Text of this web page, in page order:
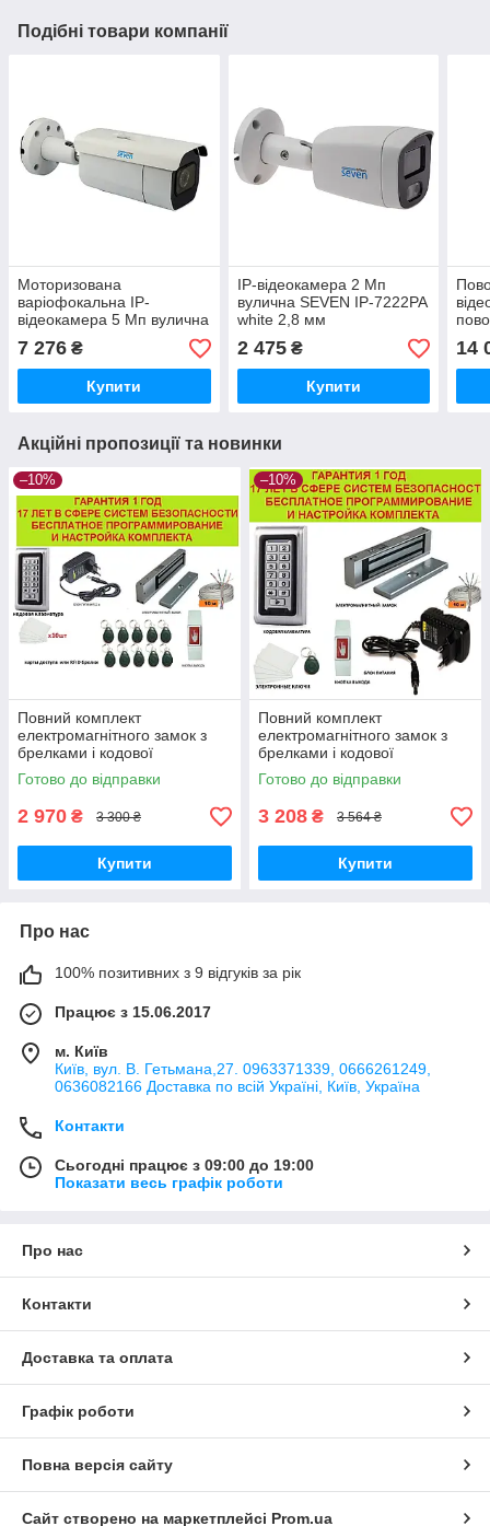
Подібні товари компанії
Моторизована
варіофокальна IP-
відеокамера 5 Мп вулична
SEVEN IP-7245P-MV PRO
2,7-13,5 мм
7 276 ₴
Купити
IP-відеокамера 2 Мп
вулична SEVEN IP-7222PA
white 2,8 мм
2 475₴
Купити
14
Акційні пропозиції та новинки
–10%
Повний комплект
електромагнітного замок з
брелками і кодової
клавіатурою
Готово до відправки
2 970 ₴ 3 300 ₴
Купити
–10%
Повний комплект
електромагнітного замок з
брелками і кодової
клавіатурою
Готово до відправки
3 208 ₴ 3 564 ₴
Купити
Про нас
100% позитивних з 9 відгуків за рік
Працює з 15.06.2017
м. Київ
Київ, вул. В. Гетьмана,27. 0963371339, 0666261249,
0636082166 Доставка по всій Україні, Київ, Україна
Контакти
Сьогодні працює з 09:00 до 19:00
Показати весь графік роботи
Про нас
Контакти
Доставка та оплата
Графік роботи
Повна версія сайту
Сайт створено на маркетплейсі Prom.ua